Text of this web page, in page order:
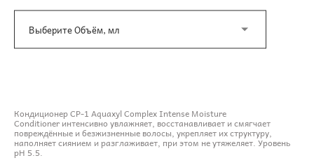
Выберите Объём, мл
Кондиционер CP-1 Aquaxyl Complex Intense Moisture
Conditioner интенсивно увлажняет, восстанавливает и смягчает
повреждённые и безжизненные волосы, укрепляет их структуру,
наполняет сиянием и разглаживает, при этом не утяжеляет. Уровень
pH 5.5.